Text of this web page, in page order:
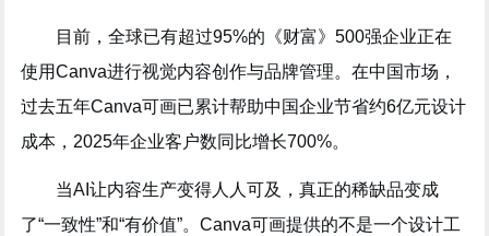
目前，全球已有超过95%的《财富》500强企业正在
使用Canva进行视觉内容创作与品牌管理。在中国市场，
过去五年Canva可画已累计帮助中国企业节省约6亿元设计
成本，2025年企业客户数同比增长700%。
当AI让内容生产变得人人可及，真正的稀缺品变成
了“一致性”和“有价值”。Canva可画提供的不是一个设计工